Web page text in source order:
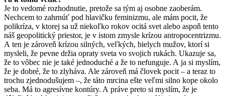
Je to vedomé rozhodnutie, pretože sa tým aj osobne zaoberám.
Nechcem to zahrnúť pod hlavičku feminizmu, ale mám pocit, že
polikríza, v ktorej sa už niekoľko rokov ocitá svet alebo aspoň tento
náš geopolitický priestor, je v istom zmysle krízou antropocentrizmu.
A ten je zároveň krízou silných, veľkých, bielych mužov, ktorí si
mysleli, že pevne držia opraty sveta vo svojich rukách. Ukazuje sa,
že to vôbec nie je také jednoduché a že to nefunguje. A ja si myslím,
že je dobré, že to zlyháva. Ale zároveň má človek pocit – a teraz to
trochu zjednodušujem –, že táto mrcina ešte veľmi silno kope okolo
seba. Má to agresívne kontúry. A práve preto si myslím, že je